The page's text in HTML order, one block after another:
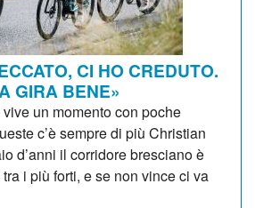
CI HO CREDUTO.
GIRA BENE»
un momento con poche
c’è sempre di più Christian
d’anni il corridore bresciano è
i più forti, e se non vince ci va